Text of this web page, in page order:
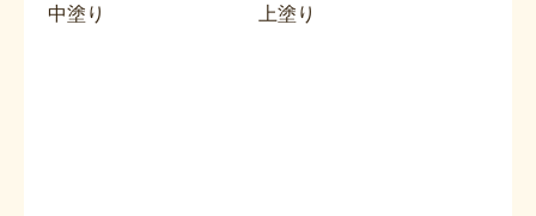
中塗り 上塗り